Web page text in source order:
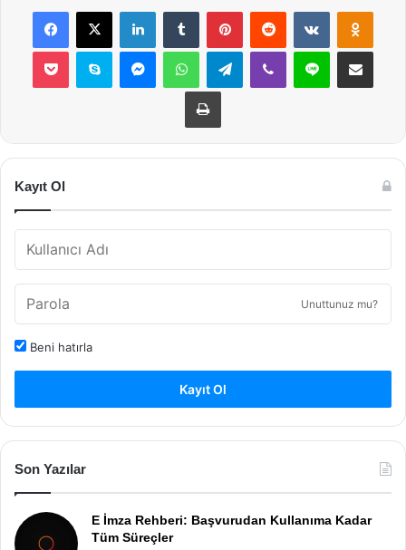
Facebook
X LinkedInTumblr PinterestReddit VKontakte
Pocket Skype MessengerWhatsAppTelegramViber Line E-Posta ile
Yazdır
Kayıt Ol
Unuttunuz mu?
Beni hatırla
Kayıt Ol
Son Yazılar
E İmza Rehberi: Başvurudan Kullanıma Kadar
Tüm Süreçler